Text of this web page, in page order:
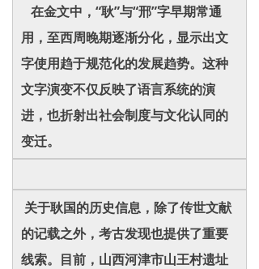
在金文中，“耿”与“邢”字早期常通
用，至西周晚期逐渐分化，显示出文
字使用趋于规范化的发展趋势。这种
文字演变不仅反映了语言系统的演
进，也折射出社会制度与文化认同的
变迁。
关于耿国的历史信息，除了传世文献
的记载之外，考古发现也提供了重要
线索。目前，山西河津市山王村遗址